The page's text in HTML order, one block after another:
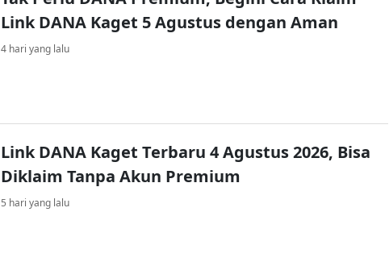
Link DANA Kaget 5 Agustus dengan Aman
4 hari yang lalu
Link DANA Kaget Terbaru 4 Agustus 2026, Bisa
Diklaim Tanpa Akun Premium
5 hari yang lalu